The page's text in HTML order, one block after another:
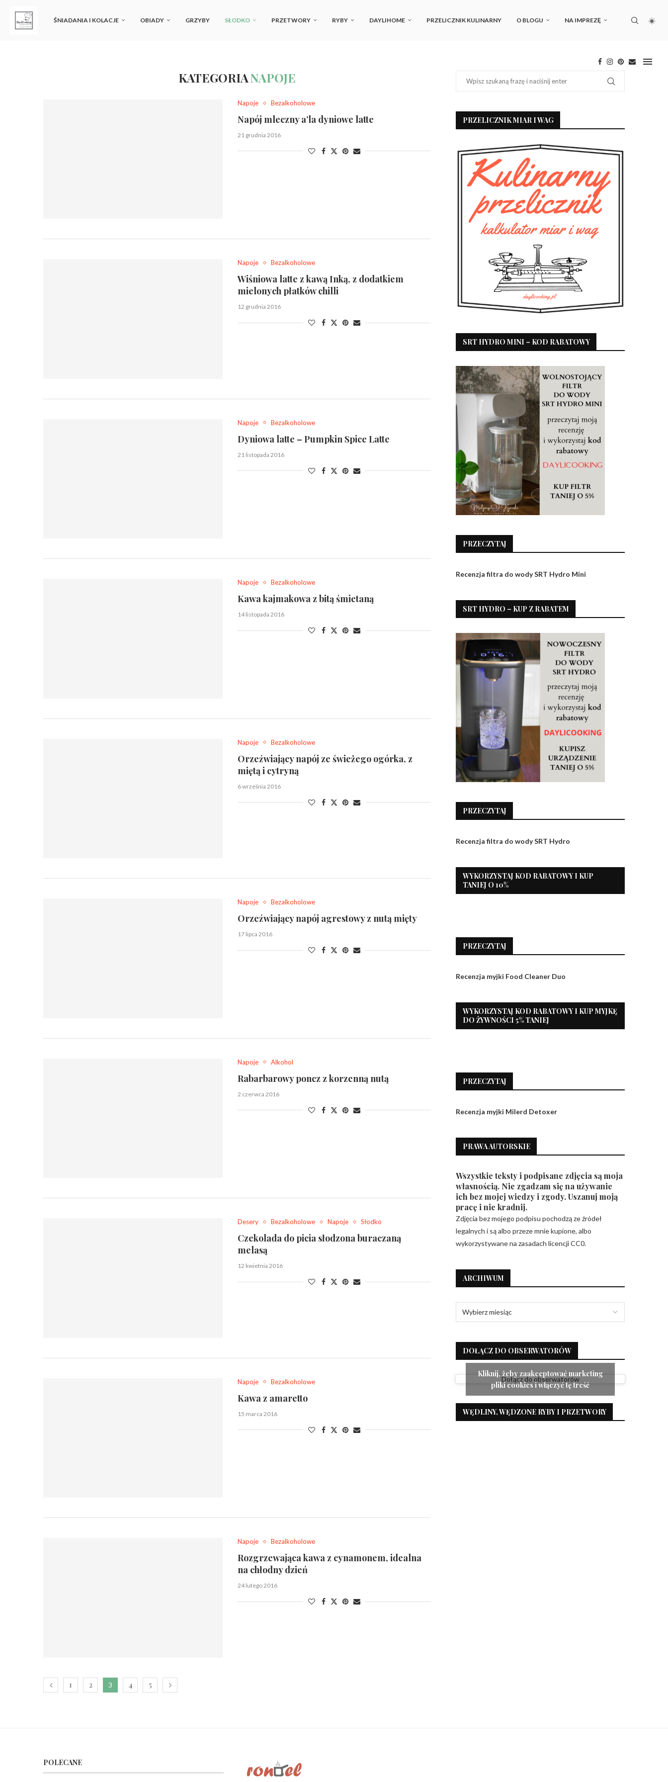
ŚNIADANIA I KOLACJE OBIADY GRZYBY SŁODKO PRZETWORY RYBY DAYLIHOME PRZELICZNIK KULINARNY O BLOGU NA IMPREZĘ
KATEGORIANAPOJE
Napoje Bezalkoholowe
Napój mleczny a’la dyniowe latte
21 grudnia 2016
Napoje Bezalkoholowe
Wiśniowa latte z kawą Inką, z dodatkiem
mielonych płatków chilli
12 grudnia 2016
Napoje Bezalkoholowe
Dyniowa latte – Pumpkin Spice Latte
21 listopada 2016
Napoje Bezalkoholowe
Kawa kajmakowa z bitą śmietaną
14 listopada 2016
Napoje Bezalkoholowe
Orzeźwiający napój ze świeżego ogórka, z
miętą i cytryną
6 września 2016
Napoje Bezalkoholowe
Orzeźwiający napój agrestowy z nutą mięty
17 lipca 2016
Napoje Alkohol
Rabarbarowy poncz z korzenną nutą
2 czerwca 2016
Desery Bezalkoholowe Napoje Słodko
Czekolada do picia słodzona buraczaną
melasą
12 kwietnia 2016
Napoje Bezalkoholowe
Kawa z amaretto
15 marca 2016
Napoje Bezalkoholowe
Rozgrzewająca kawa z cynamonem, idealna
na chłodny dzień
24 lutego 2016
1 2 3 4 5
PRZELICZNIK MIAR I WAG
SRT HYDRO MINI – KOD RABATOWY
PRZECZYTAJ
Recenzja filtra do wody SRT Hydro Mini
SRT HYDRO – KUP Z RABATEM
PRZECZYTAJ
Recenzja filtra do wody SRT Hydro
WYKORZYSTAJ KOD RABATOWY I KUP
TANIEJ O 10%
PRZECZYTAJ
Recenzja myjki Food Cleaner Duo
WYKORZYSTAJ KOD RABATOWY I KUP MYJKĘ
DO ŻYWNOŚCI 5% TANIEJ
PRZECZYTAJ
Recenzja myjki Milerd Detoxer
PRAWA AUTORSKIE
Wszystkie teksty i podpisane zdjęcia są moja
własnością. Nie zgadzam się na używanie
ich bez mojej wiedzy i zgody. Uszanuj moją
pracę i nie kradnij.
Zdjęcia bez mojego podpisu pochodzą ze źródeł
legalnych i są albo przeze mnie kupione, albo
wykorzystywane na zasadach licencji CC0.
ARCHIWUM
DOŁĄCZ DO OBSERWATORÓW
Dołącz do obserwatorów
Kliknij, żeby zaakceptować marketing
pliki cookies i włączyć tę treść
WĘDLINY, WĘDZONE RYBY I PRZETWORY
POLECANE